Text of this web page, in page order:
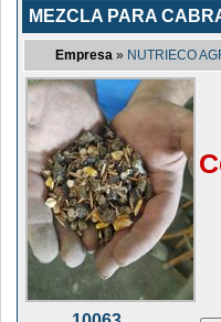
MEZCLA PARA
Empresa » NUTRIECO